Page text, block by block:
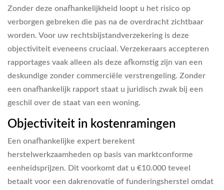
Zonder deze onafhankelijkheid loopt u het risico op
verborgen gebreken die pas na de overdracht zichtbaar
worden. Voor uw rechtsbijstandverzekering is deze
objectiviteit eveneens cruciaal. Verzekeraars accepteren
rapportages vaak alleen als deze afkomstig zijn van een
deskundige zonder commerciële verstrengeling. Zonder
een onafhankelijk rapport staat u juridisch zwak bij een
geschil over de staat van een woning.
Objectiviteit in kostenramingen
Een onafhankelijke expert berekent
herstelwerkzaamheden op basis van marktconforme
eenheidsprijzen. Dit voorkomt dat u €10.000 teveel
betaalt voor een dakrenovatie of funderingsherstel omdat